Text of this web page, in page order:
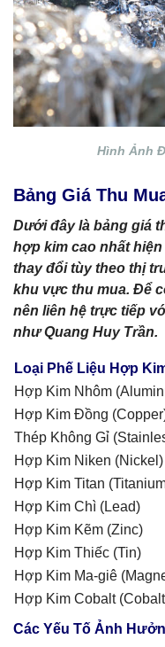
Hình Ảnh
Bảng Giá Thu
Dưới đây là bảng giá
hợp kim cao nhất
thay đổi tùy theo thị
khu vực thu mua. Để
nên liên hệ trực tiếp
như Quang Huy Trần.
Loại Phế Liệu Hợp
Hợp Kim Nhôm
Hợp Kim Đồng
Thép Không Gỉ
Hợp Kim Niken (Nickel)
Hợp Kim Titan
Hợp Kim Chì (Lead)
Hợp Kim Kẽm (Zinc)
Hợp Kim Thiếc (Tin)
Hợp Kim Ma-giê
Hợp Kim Cobalt
Các Yếu Tố Ảnh